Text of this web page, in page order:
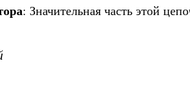
: Значительная часть этой